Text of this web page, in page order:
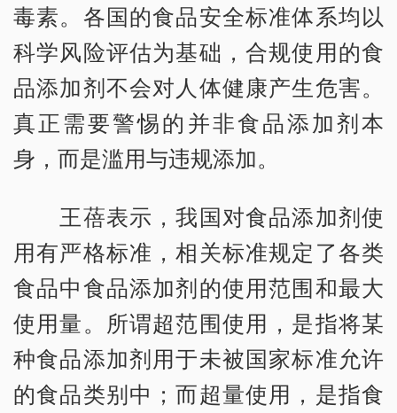
毒素。各国的食品安全标准体系均以
科学风险评估为基础，合规使用的食
品添加剂不会对人体健康产生危害。
真正需要警惕的并非食品添加剂本
身，而是滥用与违规添加。
王蓓表示，我国对食品添加剂使
用有严格标准，相关标准规定了各类
食品中食品添加剂的使用范围和最大
使用量。所谓超范围使用，是指将某
种食品添加剂用于未被国家标准允许
的食品类别中；而超量使用，是指食